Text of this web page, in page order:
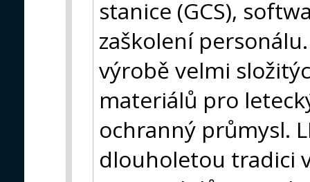
stanice (GCS),
zaškolení
výrobě velmi
materiálů pro
ochranný průmysl.
dlouholetou tradici